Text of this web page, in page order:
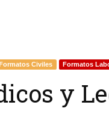
Civiles Formatos
y